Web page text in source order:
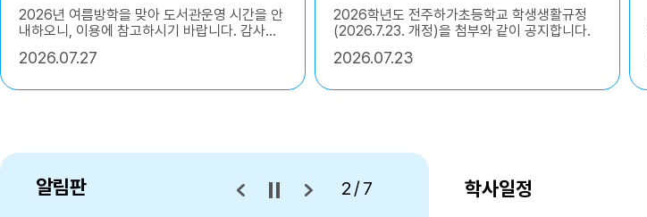
2026년 여름방학을 맞아 도서관운영 시간을 안
내하오니, 이용에 참고하시기 바랍니다. 감사합
(늘봄교실 방학기간) 2. 운영시간 -월수금: 오
분 ~ 12시
2026 07.27
2026학년도 전주하가초등학교 학생생활규정
(2026.7.23. 개정)을 첨부와 같이 공지합니다.
2026 07.23
알림판 3/7 학사일정